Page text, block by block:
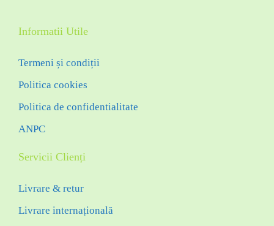
Informatii Utile
Termeni și condiții
Politica cookies
Politica de confidentialitate
ANPC
Servicii Clienți
Livrare & retur
Livrare internațională